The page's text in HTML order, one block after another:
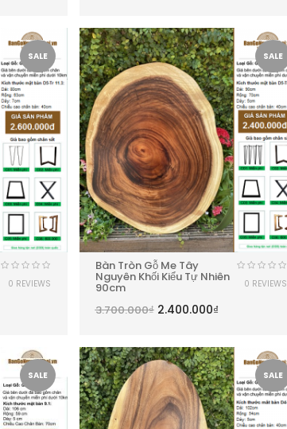
SALE
0 REVIEWS
SALE
Bàn Tròn Gỗ Me Tây
Nguyên Khối Kiểu Tự Nhiên
90cm
3.700.000₫ 2.400.000₫
0 REVIEWS
SALE SALE